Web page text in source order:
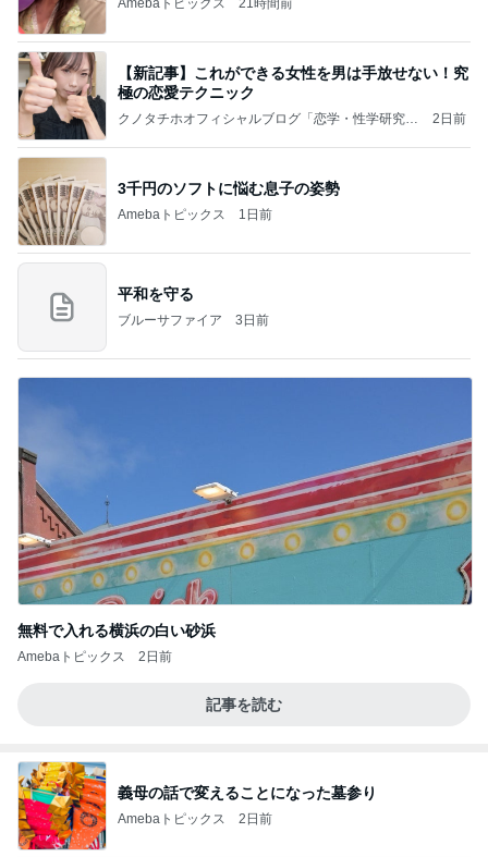
【新記事】これができる女性を男は手放せない！究
極の恋愛テクニック
クノタチホオフィシャルブログ「恋学・性学研究
2日前
3千円のソフトに悩む息子の姿勢
Amebaトピックス 1日前
平和を守る
ブルーサファイア 3日前
無料で入れる横浜の白い砂浜
Amebaトピックス 2日前
記事を読む
義母の話で変えることになった墓参り
Amebaトピックス 2日前